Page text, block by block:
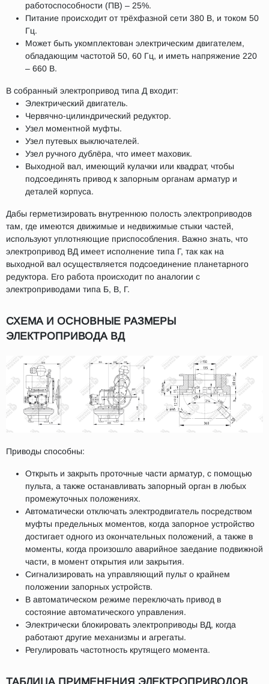
работоспособности (ПВ) – 25%.
Питание происходит от трёхфазной сети 380 В, и током 50
Гц.
Может быть укомплектован электрическим двигателем,
обладающим частотой 50, 60 Гц, и иметь напряжение 220
– 660 В.
В собранный электропривод типа Д входит:
Электрический двигатель.
Червячно-цилиндрический редуктор.
Узел моментной муфты.
Узел путевых выключателей.
Узел ручного дублёра, что имеет маховик.
Выходной вал, имеющий кулачки или квадрат, чтобы
подсоединять привод к запорным органам арматур и
деталей корпуса.
Дабы герметизировать внутреннюю полость электроприводов
там, где имеются движимые и недвижимые стыки частей,
используют уплотняющие приспособления. Важно знать, что
электропривод ВД имеет исполнение типа Г, так как на
выходной вал осуществляется подсоединение планетарного
редуктора. Его работа происходит по аналогии с
электроприводами типа Б, В, Г.
СХЕМА И ОСНОВНЫЕ РАЗМЕРЫ
ЭЛЕКТРОПРИВОДА ВД
Приводы способны:
Открыть и закрыть проточные части арматур, с помощью
пульта, а также останавливать запорный орган в любых
промежуточных положениях.
Автоматически отключать электродвигатель посредством
муфты предельных моментов, когда запорное устройство
достигает одного из окончательных положений, а также в
моменты, когда произошло аварийное заедание подвижной
части, в момент открытия или закрытия.
Сигнализировать на управляющий пульт о крайнем
положении запорных устройств.
В автоматическом режиме переключать привод в
состояние автоматического управления.
Электрически блокировать электроприводы ВД, когда
работают другие механизмы и агрегаты.
Регулировать частотность крутящего момента.